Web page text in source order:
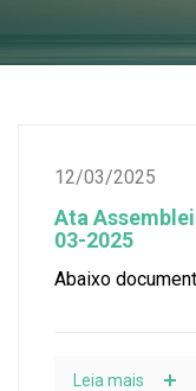
12/03/2025
Ata
03-2025
Abaixo
Leia mais